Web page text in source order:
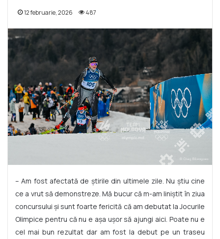
12 februarie, 2026 487
– Am fost afectată de știrile din ultimele zile. Nu știu cine
ce a vrut să demonstreze. Mă bucur că m-am liniștit în ziua
concursului și sunt foarte fericită că am debutat la Jocurile
Olimpice pentru că nu e așa ușor să ajungi aici. Poate nu e
cel mai bun rezultat dar am fost la debut pe un traseu